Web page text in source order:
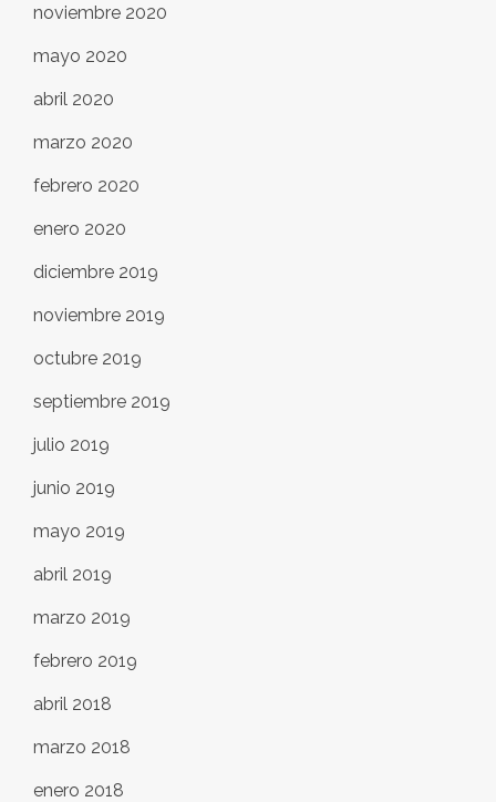
noviembre 2020
mayo 2020
abril 2020
marzo 2020
febrero 2020
enero 2020
diciembre 2019
noviembre 2019
octubre 2019
septiembre 2019
julio 2019
junio 2019
mayo 2019
abril 2019
marzo 2019
febrero 2019
abril 2018
marzo 2018
enero 2018